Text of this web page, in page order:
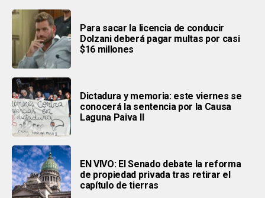
Para sacar la licencia de conducir
Dolzani deberá pagar multas por casi
$16 millones
Dictadura y memoria: este viernes se
conocerá la sentencia por la Causa
Laguna Paiva II
EN VIVO: El Senado debate la reforma
de propiedad privada tras retirar el
capítulo de tierras